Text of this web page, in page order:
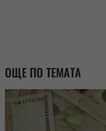
ОЩЕ ПО ТЕМАТА